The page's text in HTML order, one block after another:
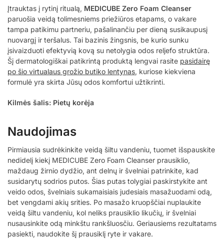
Įtrauktas į rytinį ritualą, MEDICUBE Zero Foam Cleanser
paruošia veidą tolimesniems priežiūros etapams, o vakare
tampa patikimu partneriu, pašalinančiu per dieną susikaupusį
nuovargį ir teršalus. Tai bazinis žingsnis, be kurio sunku
įsivaizduoti efektyvią kovą su netolygia odos reljefo struktūra.
Šį dermatologiškai patikrintą produktą lengvai rasite pasidairę
po šio virtualaus grožio butiko lentynas, kuriose kiekviena
formulė yra skirta Jūsų odos komfortui užtikrinti.
Kilmės šalis: Pietų korėja
Naudojimas
Pirmiausia sudrėkinkite veidą šiltu vandeniu, tuomet išspauskite
nedidelį kiekį MEDICUBE Zero Foam Cleanser prausiklio,
maždaug žirnio dydžio, ant delnų ir švelniai patrinkite, kad
susidarytų sodrios putos. Šias putas tolygiai paskirstykite ant
veido odos, švelniais sukamaisiais judesiais masažuodami odą,
bet vengdami akių srities. Po masažo kruopščiai nuplaukite
veidą šiltu vandeniu, kol neliks prausiklio likučių, ir švelniai
nusausinkite odą minkštu rankšluosčiu. Geriausiems rezultatams
pasiekti, naudokite šį prausiklį ryte ir vakare.